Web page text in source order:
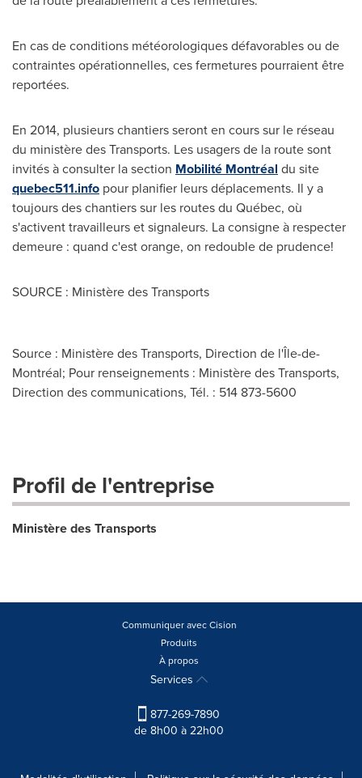
En cas de conditions météorologiques défavorables ou de
contraintes opérationnelles, ces fermetures pourraient être
reportées.
En 2014, plusieurs chantiers seront en cours sur le réseau
du ministère des Transports. Les usagers de la route sont
invités à consulter la section Mobilité Montréal du site
quebec511.info pour planifier leurs déplacements. Il y a
toujours des chantiers sur les routes du Québec, où
s'activent travailleurs et signaleurs. La consigne à respecter
demeure : quand c'est orange, on redouble de prudence!
SOURCE : Ministère des Transports
Source : Ministère des Transports, Direction de l'Île-de-
Montréal; Pour renseignements : Ministère des Transports,
Direction des communications, Tél. : 514 873-5600
Profil de l'entreprise
Ministère des Transports
Communiquer avec Cision
Produits
À propos
Services
877-269-7890
de 8h00 à 22h00